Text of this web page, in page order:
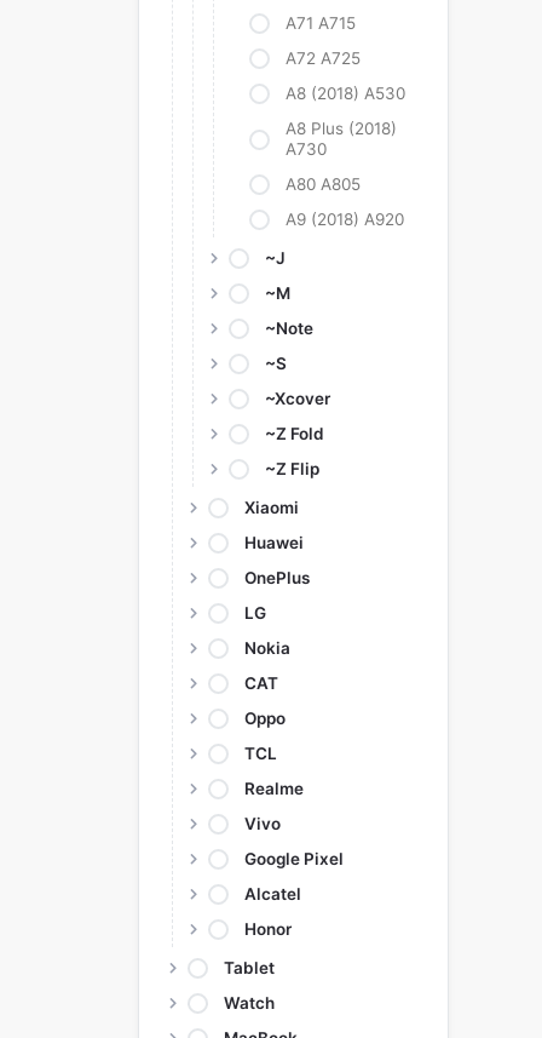
A71 A715
A72 A725
A8 (2018) A530
A8 Plus (2018)
A730
A80 A805
A9 (2018) A920
~J
~M
~Note
~S
~Xcover
~Z Fold
~Z Flip
Xiaomi
Huawei
OnePlus
LG
Nokia
CAT
Oppo
TCL
Realme
Vivo
Google Pixel
Alcatel
Honor
Tablet
Watch